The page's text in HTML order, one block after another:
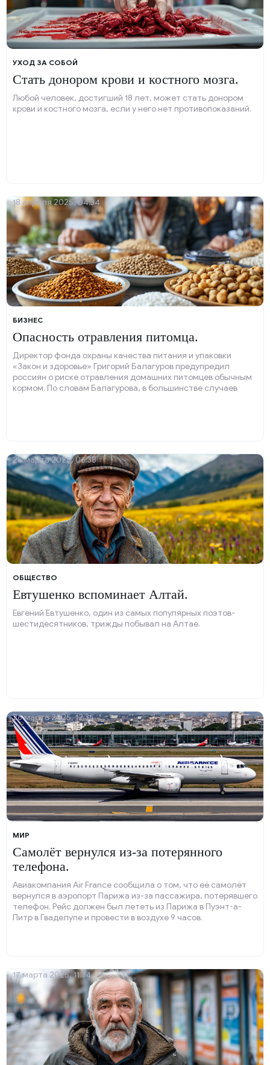
УХОД ЗА СОБОЙ
Стать донором крови и костного мозга.
Любой человек, достигший 18 лет, может стать донором
крови и костного мозга, если у него нет противопоказаний.
БИЗНЕС
Опасность отравления питомца.
Директор фонда охраны качества питания и упаковки
«Закон и здоровье» Григорий Балагуров предупредил
россиян о риске отравления домашних питомцев обычным
кормом. По словам Балагурова, в большинстве случаев
18 апреля 2025, 04:34
ОБЩЕСТВО
Евтушенко вспоминает Алтай.
Евгений Евтушенко, один из самых популярных поэтов-
шестидесятников, трижды побывал на Алтае.
28 марта 2025, 06:38
МИР
Самолёт вернулся из-за потерянного
телефона.
Авиакомпания Air France сообщила о том, что её самолёт
вернулся в аэропорт Парижа из-за пассажира, потерявшего
телефон. Рейс должен был лететь из Парижа в Пуэнт-а-
Питр в Гваделупе и провести в воздухе 9 часов.
26 марта 2025, 12:35
17 марта 2025, 11:34